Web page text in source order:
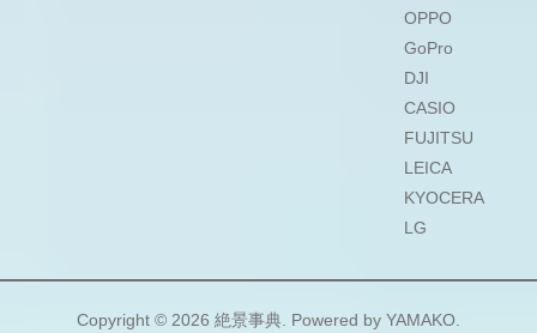
OPPO
GoPro
DJI
CASIO
FUJITSU
LEICA
KYOCERA
LG
Copyright © 2026 絶景事典. Powered by YAMAKO.